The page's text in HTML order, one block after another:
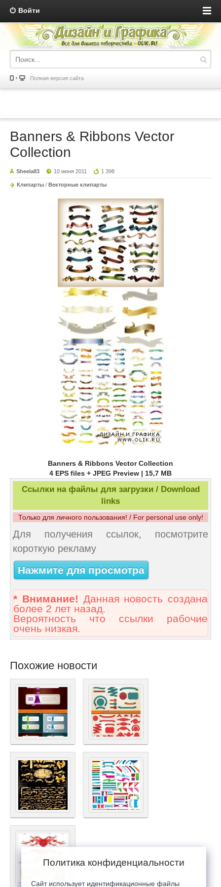
Войти
Полная версия сайта
Banners & Ribbons Vector
Collection
Sheela83 10 июня 2011 1 398
Клипарты / Векторные клипарты
Banners & Ribbons Vector Collection
4 EPS files + JPEG Preview | 15,7 MB
Ссылки на файлы для загрузки / Download
links
Только для личного пользования! / For personal use only!
Для получения ссылок, посмотрите
короткую рекламу
Нажмите для просмотра
* Внимание! Данная новость создана
более 2 лет назад.
Вероятность что ссылки рабочие
очень низкая.
Похожие новости
Политика конфиденциальности
Сайт использует идентификационные файлы